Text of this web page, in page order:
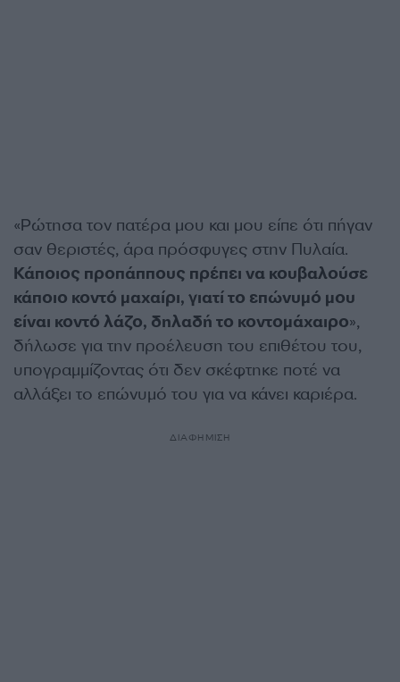
«Ρώτησα τον πατέρα μου και μου είπε ότι πήγαν
σαν θεριστές, άρα πρόσφυγες στην Πυλαία.
Κάποιος προπάππους πρέπει να κουβαλούσε
κάποιο κοντό μαχαίρι, γιατί το επώνυμό μου
είναι κοντό λάζο, δηλαδή το κοντομάχαιρο»,
δήλωσε για την προέλευση του επιθέτου του,
υπογραμμίζοντας ότι δεν σκέφτηκε ποτέ να
αλλάξει το επώνυμό του για να κάνει καριέρα.
ΔΙΑΦΗΜΙΣΗ